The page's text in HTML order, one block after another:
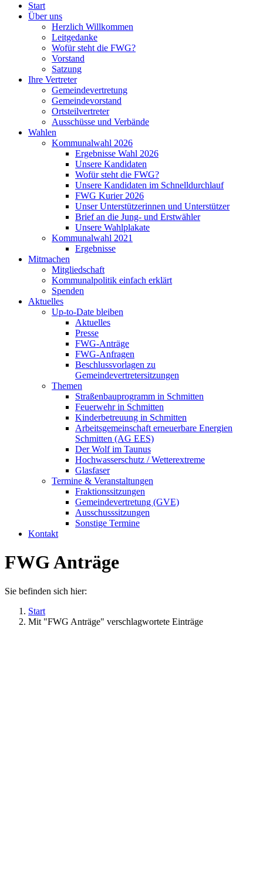
Start
Über uns
Herzlich Willkommen
Leitgedanke
Wofür steht die FWG?
Vorstand
Satzung
Ihre Vertreter
Gemeindevertretung
Gemeindevorstand
Ortsteilvertreter
Ausschüsse und Verbände
Wahlen
Kommunalwahl 2026
Ergebnisse Wahl 2026
Unsere Kandidaten
Wofür steht die FWG?
Unsere Kandidaten im Schnelldurchlauf
FWG Kurier 2026
Unser Unterstützerinnen und Unterstützer
Brief an die Jung- und Erstwähler
Unsere Wahlplakate
Kommunalwahl 2021
Ergebnisse
Mitmachen
Mitgliedschaft
Kommunalpolitik einfach erklärt
Spenden
Aktuelles
Up-to-Date bleiben
Aktuelles
Presse
FWG-Anträge
FWG-Anfragen
Beschlussvorlagen zu
Gemeindevertretersitzungen
Themen
Straßenbauprogramm in Schmitten
Feuerwehr in Schmitten
Kinderbetreuung in Schmitten
Arbeitsgemeinschaft erneuerbare Energien
Schmitten (AG EES)
Der Wolf im Taunus
Hochwasserschutz / Wetterextreme
Glasfaser
Termine & Veranstaltungen
Fraktionssitzungen
Gemeindevertretung (GVE)
Ausschusssitzungen
Sonstige Termine
Kontakt
FWG Anträge
Sie befinden sich hier:
Start
Mit "FWG Anträge" verschlagwortete Einträge